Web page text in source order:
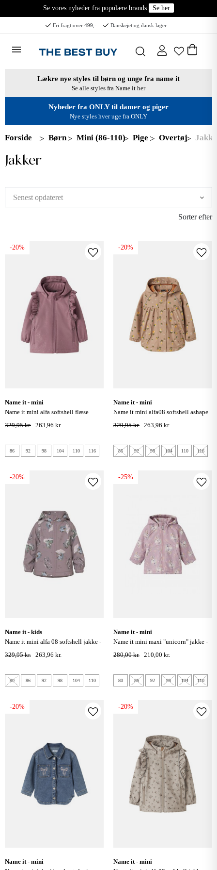
Se vores nyheder fra populære brands Se her
Fri fragt over 499,- Danskejet og dansk lager
Lækre nye styles til børn og unge fra name it
Se alle styles fra Name it her
Nyheder fra ONLY til damer og piger
Nye styles hver uge fra ONLY
Forside Børn Mini (86-110) Pige Overtøj
Jakker
Sorter efter
-20%
name it - mini
name it mini alfa softshell flæse
jakke - wistful mauve
329,95 kr. 263,96 kr.
86 92 98 104 110 116
-20%
name it - mini
name it mini alfa08 softshell ashape
jakke - light taupe
329,95 kr. 263,96 kr.
86 92 98 104 110 116
-20%
name it - kids
name it mini alfa 08 softshell jakke -
purple dove
329,95 kr. 263,96 kr.
80 86 92 98 104 110
-25%
name it - mini
name it mini maxi "unicorn" jakke -
mauve shadows
280,00 kr. 210,00 kr.
80 86 92 98 104 110
-20%
name it - mini
-20%
name it - mini